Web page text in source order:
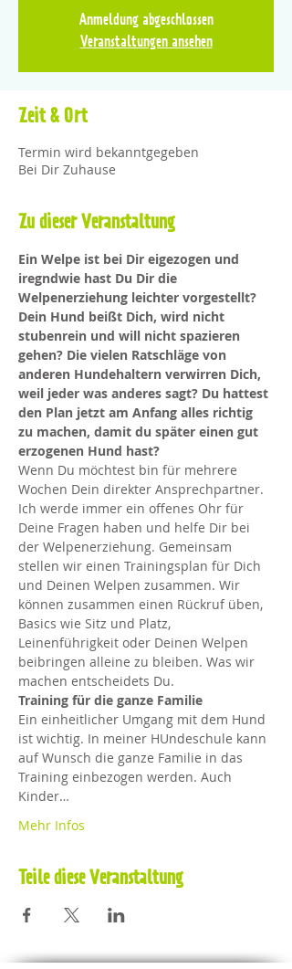
Anmeldung abgeschlossen
Veranstaltungen ansehen
Zeit & Ort
Termin wird bekanntgegeben
Bei Dir Zuhause
Zu dieser Veranstaltung
Ein Welpe ist bei Dir eigezogen und
iregndwie hast Du Dir die
Welpenerziehung leichter vorgestellt?
Dein Hund beißt Dich, wird nicht
stubenrein und will nicht spazieren
gehen? Die vielen Ratschläge von
anderen Hundehaltern verwirren Dich,
weil jeder was anderes sagt? Du hattest
den Plan jetzt am Anfang alles richtig
zu machen, damit du später einen gut
erzogenen Hund hast?
Wenn Du möchtest bin für mehrere
Wochen Dein direkter Ansprechpartner.
Ich werde immer ein offenes Ohr für
Deine Fragen haben und helfe Dir bei
der Welpenerziehung. Gemeinsam
stellen wir einen Trainingsplan für Dich
und Deinen Welpen zusammen. Wir
können zusammen einen Rückruf üben,
Basics wie Sitz und Platz,
Leinenführigkeit oder Deinen Welpen
beibringen alleine zu bleiben. Was wir
machen entscheidets Du.
Training für die ganze Familie
Ein einheitlicher Umgang mit dem Hund
ist wichtig. In meiner HUndeschule kann
auf Wunsch die ganze Familie in das
Training einbezogen werden. Auch
Kinder…
Mehr Infos
Teile diese Veranstaltung